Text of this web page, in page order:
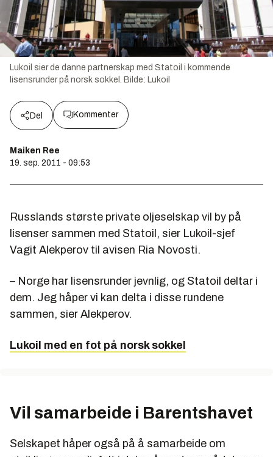
Lukoil sier de danne partnerskap med Statoil i kommende
lisensrunder på norsk sokkel. Bilde: Lukoil
Del Kommenter
Maiken Ree
19. sep. 2011 - 09:53
Russlands største private oljeselskap vil by på
lisenser sammen med Statoil, sier Lukoil-sjef
Vagit Alekperov til avisen Ria Novosti.
– Norge har lisensrunder jevnlig, og Statoil deltar i
dem. Jeg håper vi kan delta i disse rundene
sammen, sier Alekperov.
Lukoil med en fot på norsk sokkel
Vil samarbeide i Barentshavet
Selskapet håper også på å samarbeide om